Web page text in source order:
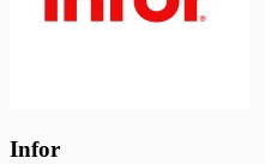
Infor